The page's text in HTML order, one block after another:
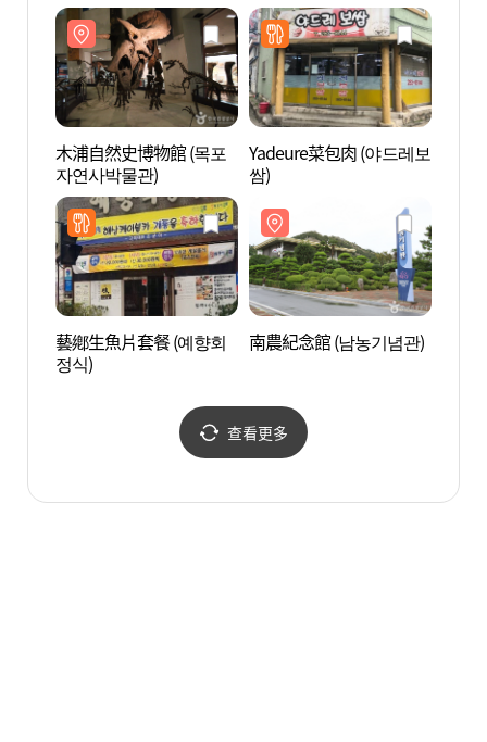
木浦自然史博物館 (목포
자연사박물관)
Yadeure菜包肉 (야드레보
쌈)
藝鄕生魚片套餐 (예향회
정식)
南農紀念館 (남농기념관)
查看更多